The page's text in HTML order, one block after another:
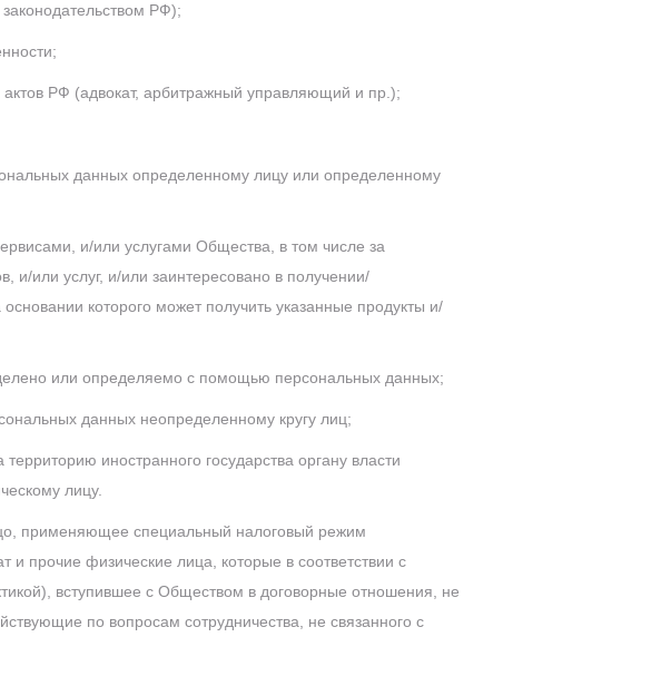
РФ);
РФ (адвокат, арбитражный управляющий и пр.);
данных определенному лицу или определенному
и/или услугами Общества, в том числе за
и/или услуг, и/или заинтересовано в получении/
которого может получить указанные продукты и/
или определяемо с помощью персональных данных;
данных неопределенному кругу лиц;
иностранного государства органу власти
лицу.
применяющее специальный налоговый режим
прочие физические лица, которые в соответствии с
вступившее с Обществом в договорные отношения, не
по вопросам сотрудничества, не связанного с